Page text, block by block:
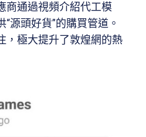
商通過視頻介紹代工模
源頭好貨”的購買管道。
，極大提升了敦煌網的熱